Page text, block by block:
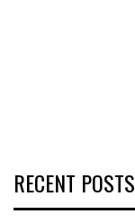
RECENT POSTS